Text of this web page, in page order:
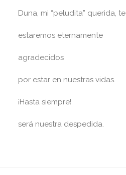
Duna, mi “peludita” querida, te
estaremos eternamente
agradecidos
por estar en nuestras vidas.
¡Hasta siempre!
será nuestra despedida.